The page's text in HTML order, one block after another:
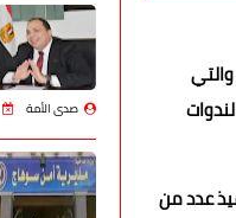
عدد من
صدى الأمة